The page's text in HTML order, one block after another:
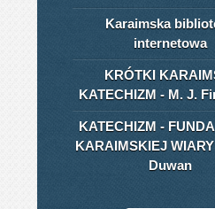
Karaimska
internetowa
KRÓTKI
KATECHIZM - M. J.
KATECHIZM -
KARAIMSKIEJ
Duwan